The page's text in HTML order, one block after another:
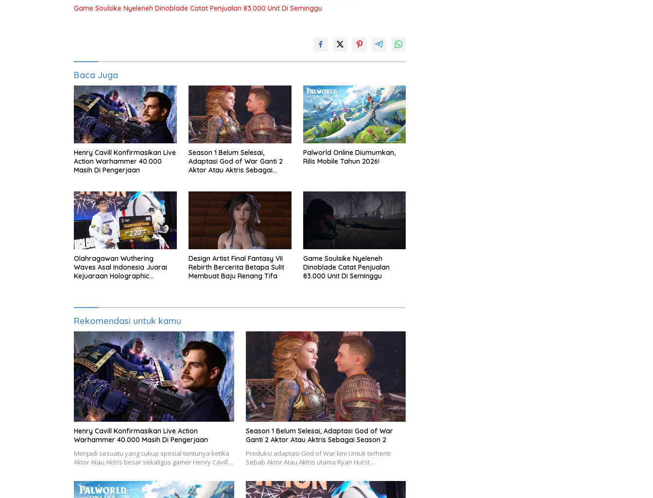
Game Soulsike Nyeleneh Dinoblade Catat Penjualan 83.000 Unit Di Seminggu
Baca Juga
Henry Cavill Konfirmasikan Live
Action Warhammer 40.000
Masih Di Pengerjaan
Season 1 Belum Selesai,
Adaptasi God of War Ganti 2
Aktor Atau Aktris Sebagai
Palworld Online Diumumkan,
Rilis Mobile Tahun 2026!
Olahragawan Wuthering
Waves Asal Indonesia Juarai
Kejuaraan Holographic
Design Artist Final Fantasy VII
Rebirth Bercerita Betapa Sulit
Membuat Baju Renang Tifa
Game Soulsike Nyeleneh
Dinoblade Catat Penjualan
83.000 Unit Di Seminggu
Rekomendasi untuk kamu
Henry Cavill Konfirmasikan Live Action
Warhammer 40.000 Masih Di Pengerjaan
Menjadi sesuatu yang cukup spesial tentunya ketika
Aktor Atau Aktris besar sekaligus gamer Henry Cavill…
Season 1 Belum Selesai, Adaptasi God of War
Ganti 2 Aktor Atau Aktris Sebagai Season 2
Produksi adaptasi God of War kini Untuk terhenti
Sebab Aktor Atau Aktris utama Ryan Hurst…